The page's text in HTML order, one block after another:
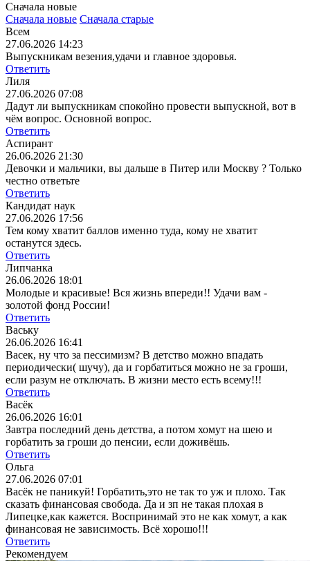
Сначала новые
Сначала новые Сначала старые
Всем
27.06.2026 14:23
Выпускникам везения,удачи и главное здоровья.
Ответить
Лиля
27.06.2026 07:08
Дадут ли выпускникам спокойно провести выпускной, вот в
чём вопрос. Основной вопрос.
Ответить
Аспирант
26.06.2026 21:30
Девочки и мальчики, вы дальше в Питер или Москву ? Только
честно ответьте
Ответить
Кандидат наук
27.06.2026 17:56
Тем кому хватит баллов именно туда, кому не хватит
останутся здесь.
Ответить
Липчанка
26.06.2026 18:01
Молодые и красивые! Вся жизнь впереди!! Удачи вам -
золотой фонд России!
Ответить
Ваську
26.06.2026 16:41
Васек, ну что за пессимизм? В детство можно впадать
периодически( шучу), да и горбатиться можно не за гроши,
если разум не отключать. В жизни место есть всему!!!
Ответить
Васёк
26.06.2026 16:01
Завтра последний день детства, а потом хомут на шею и
горбатить за гроши до пенсии, если доживёшь.
Ответить
Ольга
27.06.2026 07:01
Васёк не паникуй! Горбатить,это не так то уж и плохо. Так
сказать финансовая свобода. Да и зп не такая плохая в
Липецке,как кажется. Воспринимай это не как хомут, а как
финансовая не зависимость. Всё хорошо!!!
Ответить
Рекомендуем